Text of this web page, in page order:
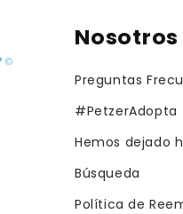
Nosotros
Preguntas
#PetzerAdopta
Hemos dejado
Búsqueda
Política de